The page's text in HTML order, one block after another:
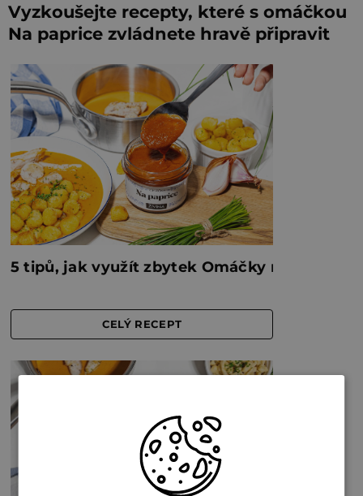
Vyzkoušejte recepty, které s omáčkou
Na paprice zvládnete hravě připravit